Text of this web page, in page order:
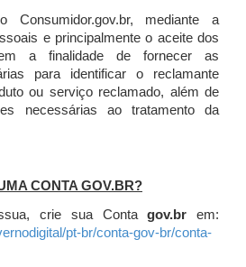
Consumidor.gov.br, mediante a
e principalmente o aceite dos
a finalidade de fornecer as
para identificar o reclamante
ou serviço reclamado, além de
necessárias ao tratamento da
CONTA GOV.BR?
crie sua Contagov.br em:
pt-br/conta-gov-br/conta-